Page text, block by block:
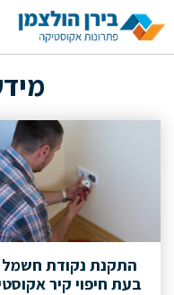
לדלג
לתוכן
התקנת נקודת חשמל
בעת חיפוי קיר